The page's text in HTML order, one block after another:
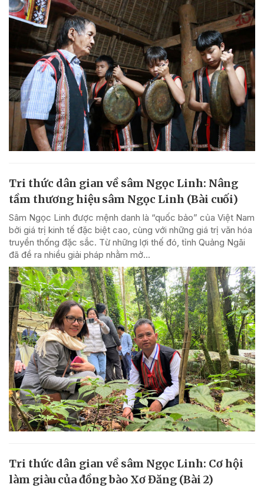
Tri thức dân gian về sâm Ngọc Linh: Nâng
tầm thương hiệu sâm Ngọc Linh (Bài cuối)
Sâm Ngọc Linh được mệnh danh là “quốc bảo” của Việt Nam
bởi giá trị kinh tế đặc biệt cao, cùng với những giá trị văn hóa
truyền thống đặc sắc. Từ những lợi thế đó, tỉnh Quảng Ngãi
đã đề ra nhiều giải pháp nhằm mở...
Tri thức dân gian về sâm Ngọc Linh: Cơ hội
làm giàu của đồng bào Xơ Đăng (Bài 2)